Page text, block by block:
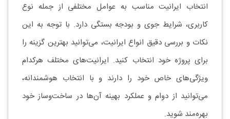
انتخاب ایرانیت مناسب به عوامل مختلفی از جمله نوع
کاربری، شرایط جوی و بودجه بستگی دارد. با توجه به این
نکات و بررسی دقیق انواع ایرانیت، می‌توانید بهترین گزینه را
برای پروژه خود انتخاب کنید. ایرانیت‌های مختلف هرکدام
ویژگی‌های خاص خود را دارند و با انتخاب هوشمندانه،
می‌توانید از دوام و عملکرد بهینه آن‌ها در ساخت‌وساز خود
بهره‌مند شوید.